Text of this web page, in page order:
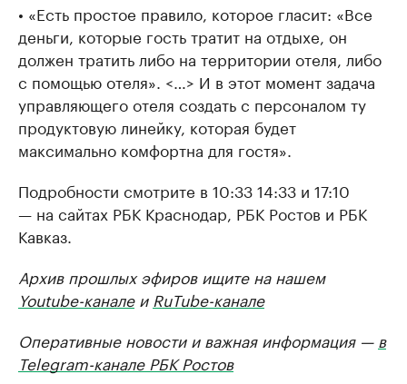
• «Есть простое правило, которое гласит: «Все
деньги, которые гость тратит на отдыхе, он
должен тратить либо на территории отеля, либо
с помощью отеля». <…> И в этот момент задача
управляющего отеля создать с персоналом ту
продуктовую линейку, которая будет
максимально комфортна для гостя».
Подробности смотрите в 10:33 14:33 и 17:10
— на сайтах РБК Краснодар, РБК Ростов и РБК
Кавказ.
Архив прошлых эфиров ищите на нашем
Youtube-каналеи RuTube-канале
Оперативные новости и важная информация — в
Telegram-канале РБК Ростов